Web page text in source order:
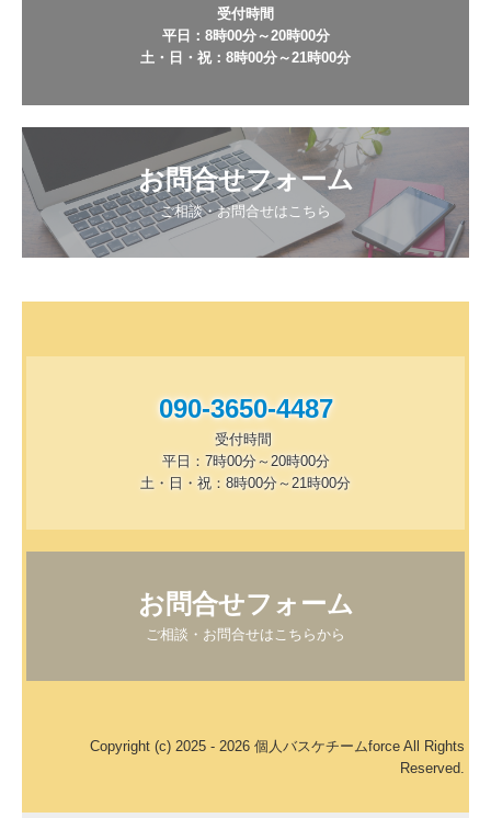
受付時間
平日：8時00分～20時00分
土・日・祝：8時00分～21時00分
お問合せフォーム
ご相談・お問合せはこちら
090-3650-4487
受付時間
平日：7時00分～20時00分
土・日・祝：8時00分～21時00分
お問合せフォーム
ご相談・お問合せはこちらから
Copyright (c) 2025 - 2026 個人バスケチームforce All Rights
Reserved.